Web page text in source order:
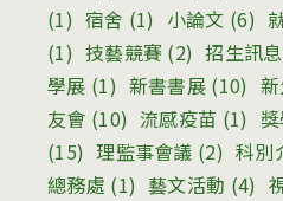
(1) 宿舍 (1) 小論文 (6)
(1) 技藝競賽 (2) 招生訊息
學展 (1) 新書書展 (10)
友會 (10) 流感疫苗 (1)
(15) 理監事會議 (2) 科別
總務處 (1) 藝文活動 (4)